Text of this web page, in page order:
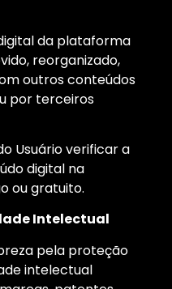
da plataforma
reorganizado,
outros conteúdos
por terceiros
Usuário verificar a
digital na
ou gratuito.
Intelectual
preza pela proteção
intelectual